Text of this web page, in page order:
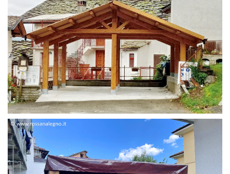
STRUTTURA DUE FALDE